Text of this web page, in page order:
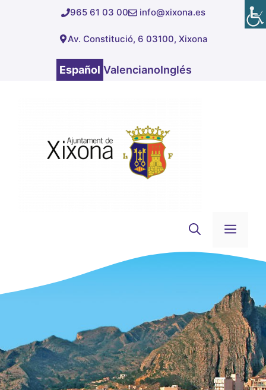
965 61 03 00 info@xixona.es
Av. Constitució, 6 03100, Xixona
Español ValencianoInglés